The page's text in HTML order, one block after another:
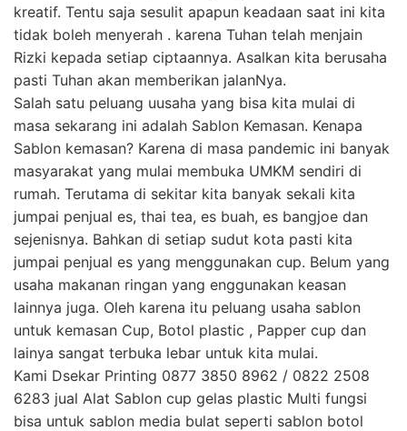
kreatif. Tentu saja sesulit apapun keadaan saat ini kita
tidak boleh menyerah . karena Tuhan telah menjain
Rizki kepada setiap ciptaannya. Asalkan kita berusaha
pasti Tuhan akan memberikan jalanNya.
Salah satu peluang uusaha yang bisa kita mulai di
masa sekarang ini adalah Sablon Kemasan. Kenapa
Sablon kemasan? Karena di masa pandemic ini banyak
masyarakat yang mulai membuka UMKM sendiri di
rumah. Terutama di sekitar kita banyak sekali kita
jumpai penjual es, thai tea, es buah, es bangjoe dan
sejenisnya. Bahkan di setiap sudut kota pasti kita
jumpai penjual es yang menggunakan cup. Belum yang
usaha makanan ringan yang enggunakan keasan
lainnya juga. Oleh karena itu peluang usaha sablon
untuk kemasan Cup, Botol plastic , Papper cup dan
lainya sangat terbuka lebar untuk kita mulai.
Kami Dsekar Printing 0877 3850 8962 / 0822 2508
6283 jual Alat Sablon cup gelas plastic Multi fungsi
bisa untuk sablon media bulat seperti sablon botol